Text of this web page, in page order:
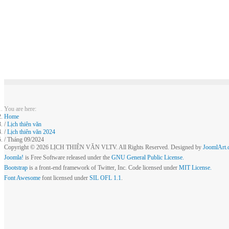
You are here:
Home
Lịch thiên văn
Lịch thiên văn 2024
Tháng 09/2024
Copyright © 2026 LỊCH THIÊN VĂN VLTV. All Rights Reserved. Designed by
Joomla! is Free Software released under the GNU General Public License.
Bootstrap is a front-end framework of Twitter, Inc. Code licensed under MIT License.
Font Awesome font licensed under SIL OFL 1.1.